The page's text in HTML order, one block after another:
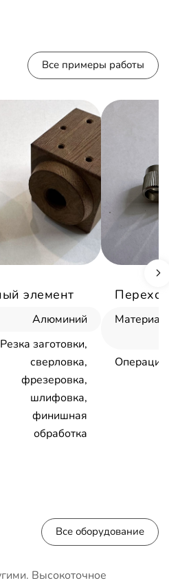
Все примеры работы
элемент
Алюминий
Резка заготовки,
сверловка,
фрезеровка,
шлифовка,
финишная
обработка
Материал
Операции
Все оборудование
Высокоточное